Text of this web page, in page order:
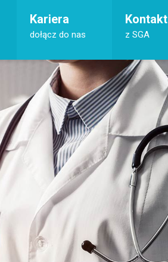
Kariera
dołącz do nas
Kontakt
z SGA